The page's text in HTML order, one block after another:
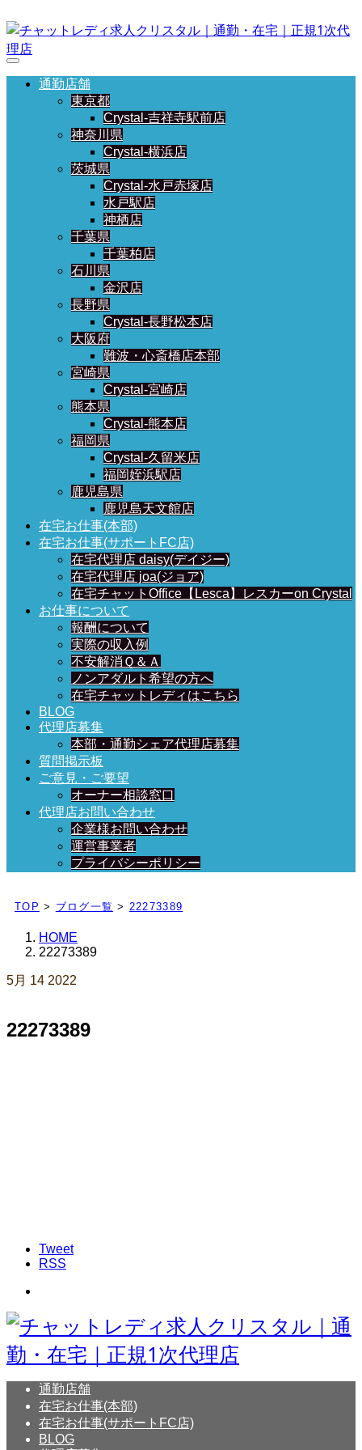
通勤店舗
東京都
Crystal-吉祥寺駅前店
神奈川県
Crystal-横浜店
茨城県
Crystal-水戸赤塚店
水戸駅店
神栖店
千葉県
千葉柏店
石川県
金沢店
長野県
Crystal-長野松本店
大阪府
難波・心斎橋店本部
宮崎県
Crystal-宮崎店
熊本県
Crystal-熊本店
福岡県
Crystal-久留米店
福岡姪浜駅店
鹿児島県
鹿児島天文館店
在宅お仕事(本部)
在宅お仕事(サポートFC店)
在宅代理店 daisy(デイジー)
在宅代理店 joa(ジョア)
在宅チャットOffice【Lesca】レスカーon Crystal
お仕事について
報酬について
実際の収入例
不安解消Ｑ＆Ａ
ノンアダルト希望の方へ
在宅チャットレディはこちら
BLOG
代理店募集
本部・通勤シェア代理店募集
質問掲示板
ご意見・ご要望
オーナー相談窓口
代理店お問い合わせ
企業様お問い合わせ
運営事業者
プライバシーポリシー
日々、ブログを更新中！
TOP > ブログ一覧 > 22273389
HOME
22273389
5月 14 2022
22273389
Tweet
RSS
通勤店舗
在宅お仕事(本部)
在宅お仕事(サポートFC店)
BLOG